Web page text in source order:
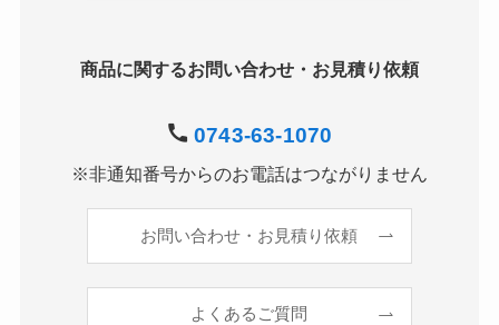
商品に関するお問い合わせ・お見積り依頼
0743-63-1070
※非通知番号からのお電話はつながりません
お問い合わせ・お見積り依頼
よくあるご質問